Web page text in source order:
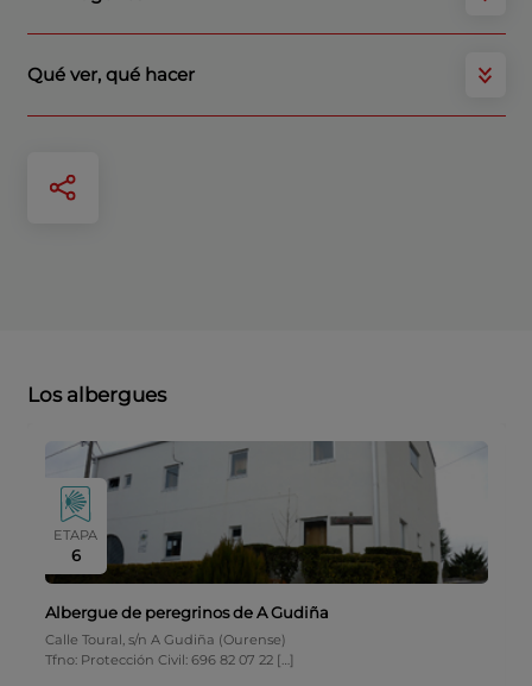
Qué ver, qué hacer
Los albergues
ETAPA
6
Albergue de peregrinos de A Gudiña
Calle Toural, s/n A Gudiña (Ourense)
Tfno: Protección Civil: 696 82 07 22 […]